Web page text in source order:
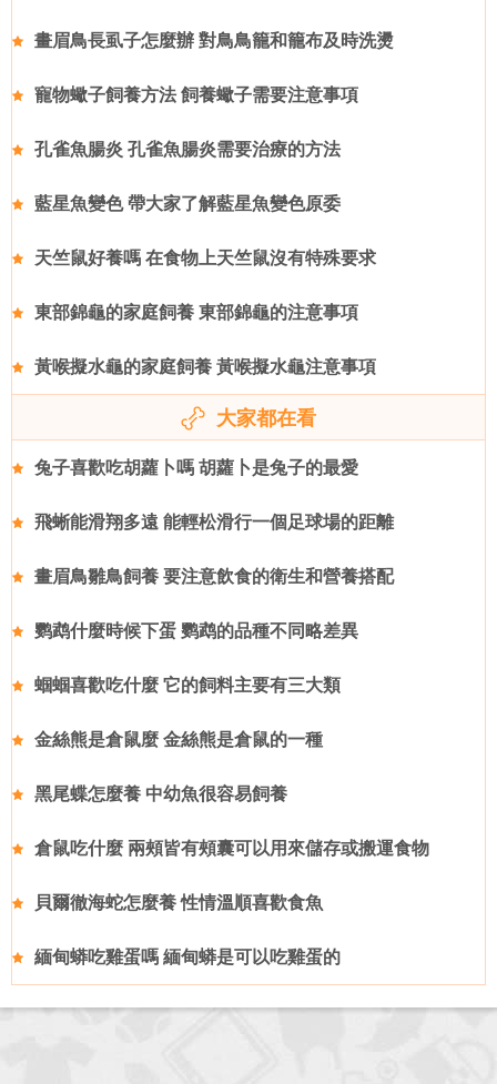
畫眉鳥長虱子怎麼辦 對鳥鳥籠和籠布及時洗燙
寵物蠍子飼養方法 飼養蠍子需要注意事項
孔雀魚腸炎 孔雀魚腸炎需要治療的方法
藍星魚變色 帶大家了解藍星魚變色原委
天竺鼠好養嗎 在食物上天竺鼠沒有特殊要求
東部錦龜的家庭飼養 東部錦龜的注意事項
黃喉擬水龜的家庭飼養 黃喉擬水龜注意事項
大家都在看
兔子喜歡吃胡蘿卜嗎 胡蘿卜是兔子的最愛
飛蜥能滑翔多遠 能輕松滑行一個足球場的距離
畫眉鳥雛鳥飼養 要注意飲食的衛生和營養搭配
鹦鹉什麼時候下蛋 鹦鹉的品種不同略差異
蝈蝈喜歡吃什麼 它的飼料主要有三大類
金絲熊是倉鼠麼 金絲熊是倉鼠的一種
黑尾蝶怎麼養 中幼魚很容易飼養
倉鼠吃什麼 兩頰皆有頰囊可以用來儲存或搬運食物
貝爾徹海蛇怎麼養 性情溫順喜歡食魚
緬甸蟒吃雞蛋嗎 緬甸蟒是可以吃雞蛋的